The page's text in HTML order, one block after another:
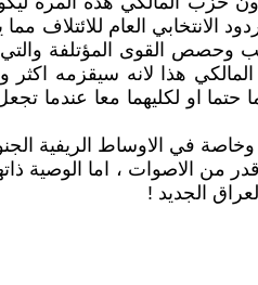
، فقد طالب المالكي بنسبة 51 % من
القوى المؤتلفة والتي لا
هذا لانه سيقزمه اكثر
او لكليهما معا عندما
وخاصة في الاوساط الريفية
قدر من الاصوات ، اما
الجديد !